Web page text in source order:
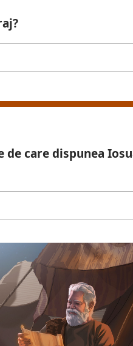
care dispunea